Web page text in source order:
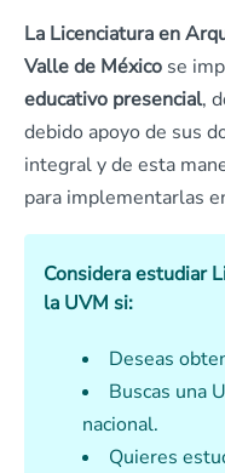
La Licenciatura en
Valle de México se
educativo presencial,
debido apoyo de sus
integral y de esta
para implementarlas
Considera estudiar
la UVM si:
Deseas
Buscas una
nacional.
Quieres